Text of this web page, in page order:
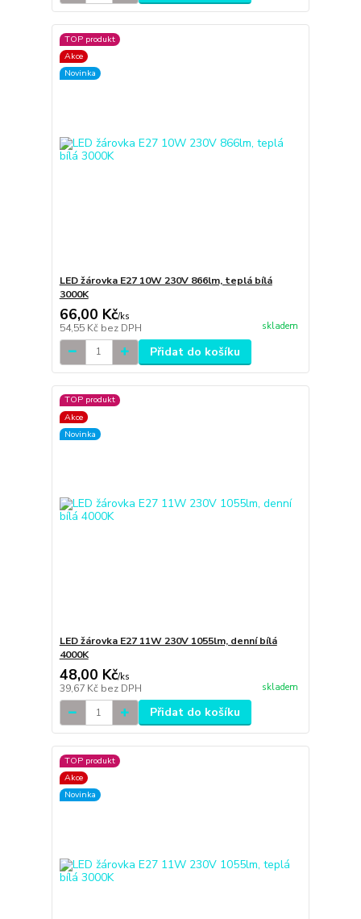
TOP produkt
Akce
Novinka
LED žárovka E27 10W 230V 866lm, teplá bílá
3000K
66,00 Kč/ks
54,55 Kč bez DPH skladem
Přidat do košíku
TOP produkt
Akce
Novinka
LED žárovka E27 11W 230V 1055lm, denní bílá
4000K
48,00 Kč/ks
39,67 Kč bez DPH skladem
Přidat do košíku
TOP produkt
Akce
Novinka